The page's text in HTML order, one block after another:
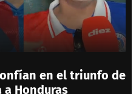
en el triunfo de
Honduras